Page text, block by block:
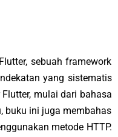
sebuah framework
yang sistematis
mulai dari bahasa
buku ini juga membahas
metode HTTP.